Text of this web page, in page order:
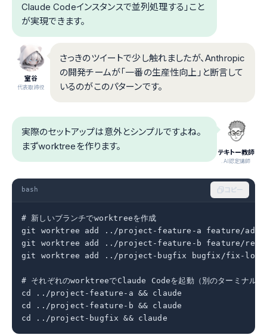
Claude Codeインスタンスで並列処理する」こと
が実現できます。
室谷
代表取締役
さっきのツイートで少し触れましたが、Anthropic
の開発チームが「一番の生産性向上」と断言して
いるのがこのパターンです。
テキトー教師
.AI認定講師
実際のセットアップは意外とシンプルですよね。
まずworktreeを作ります。
bash コピー
# 新しいブランチでworktreeを作成
git worktree add ../project-feature-a feature/add-
git worktree add ../project-feature-b feature/
git worktree add ../project-bugfix bugfix/fix-
# それぞれのworktreeでClaude Codeを起動（別のターミナルで
cd ../project-feature-a && claude
cd ../project-feature-b && claude
cd ../project-bugfix && claude